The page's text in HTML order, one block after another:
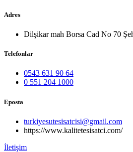
Adres
Dilşikar mah Borsa Cad No 70
Telefonlar
0543 631 90 64
0 551 204 1000
Eposta
turkiyesutesisatcisi@gmail.com
https://www.kalitetesisatci.com/
İletişim